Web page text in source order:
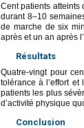
Cent patients atteints
durant 8–10
de marche de six
après et un an après
Résultats
Quatre-vingt pour
tolérance à l’effort et
patients les plus
d’activité physique
Conclusion